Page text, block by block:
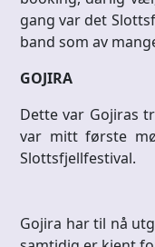
gang var det
band som av
GOJIRA
Dette var Gojiras
var mitt første
Slottsfjellfestival.
Gojira har til nå